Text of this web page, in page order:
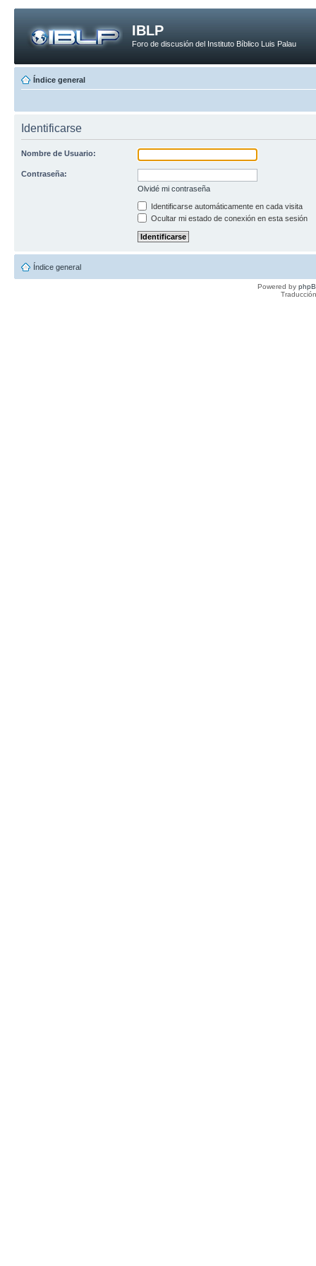
IBLP
Foro de discusión del Instituto Bíblico Luis Palau
Índice general
Identificarse
Nombre de Usuario:
Contraseña:
Olvidé mi contraseña
Identificarse automáticamente en cada visita
Ocultar mi estado de conexión en esta sesión
Índice general
Powered by